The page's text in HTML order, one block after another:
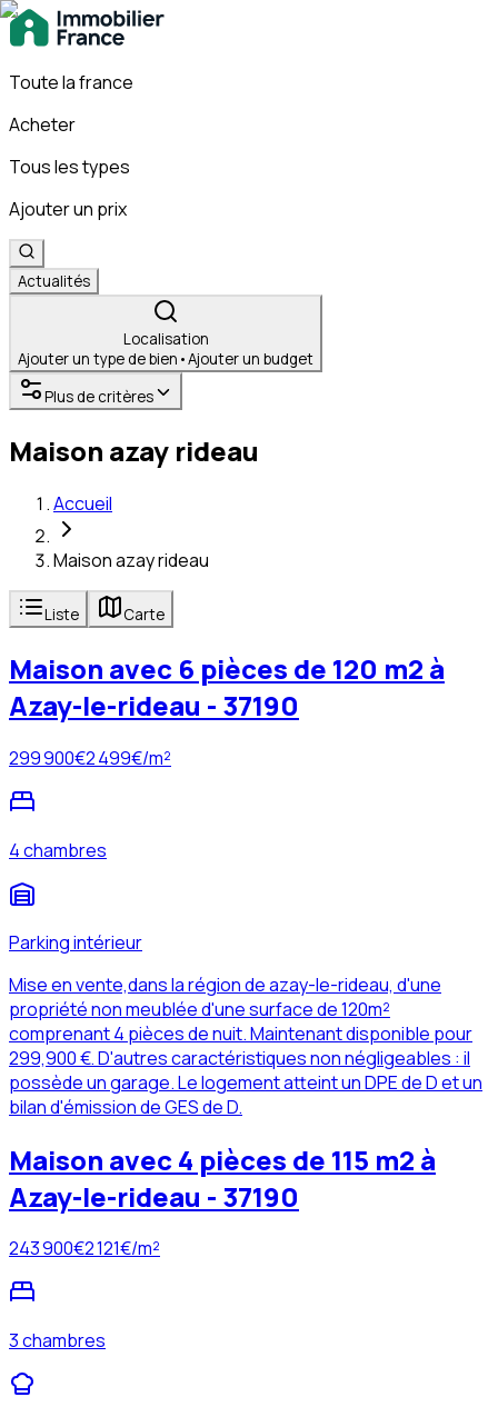
Toute la france
Acheter
Tous les types
Ajouter un prix
Actualités
Localisation
Ajouter un type de bien •Ajouter un budget
Plus de critères
Maison azay rideau
Accueil
Maison azay rideau
Liste Carte
Maison avec 6 pièces de 120 m2 à
Azay-le-rideau - 37190
299 900€2 499€/m²
4 chambres
Parking intérieur
Mise en vente,dans la région de azay-le-rideau, d'une
propriété non meublée d'une surface de 120m²
comprenant 4 pièces de nuit. Maintenant disponible pour
299,900 €. D'autres caractéristiques non négligeables : il
possède un garage. Le logement atteint un DPE de D et un
bilan d'émission de GES de D.
Maison avec 4 pièces de 115 m2 à
Azay-le-rideau - 37190
243 900€2 121€/m²
3 chambres